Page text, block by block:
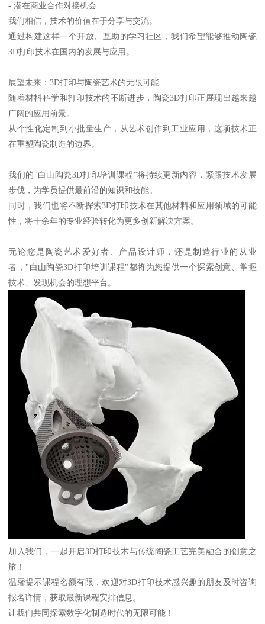
- 潜在商业合作对接机会
我们相信，技术的价值在于分享与交流。
通过构建这样一个开放、互助的学习社区，我们希望能够推动陶瓷
3D打印技术在国内的发展与应用。
展望未来：3D打印与陶瓷艺术的无限可能
随着材料科学和打印技术的不断进步，陶瓷3D打印正展现出越来越
广阔的应用前景。
从个性化定制到小批量生产，从艺术创作到工业应用，这项技术正
在重塑陶瓷制造的边界。
我们的"白山陶瓷3D打印培训课程"将持续更新内容，紧跟技术发展
步伐，为学员提供最前沿的知识和技能。
同时，我们也将不断探索3D打印技术在其他材料和应用领域的可能
性，将十余年的专业经验转化为更多创新解决方案。
无论您是陶瓷艺术爱好者、产品设计师，还是制造行业的从业
者，"白山陶瓷3D打印培训课程"都将为您提供一个探索创意、掌握
技术、发现机会的理想平台。
加入我们，一起开启3D打印技术与传统陶瓷工艺完美融合的创意之
旅！
温馨提示课程名额有限，欢迎对3D打印技术感兴趣的朋友及时咨询
报名详情，获取最新课程安排信息。
让我们共同探索数字化制造时代的无限可能！